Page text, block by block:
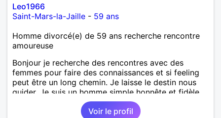
Leo1966
Saint-Mars-la-Jaille - 59 ans
Homme divorcé(e) de 59 ans recherche rencontre
amoureuse
Bonjour je recherche des rencontres avec des
femmes pour faire des connaissances et si feeling
peut être un long chemin. Je laisse le destin nous
guider. Je suis un homme simple honnête et fidèle.
Voir le profil